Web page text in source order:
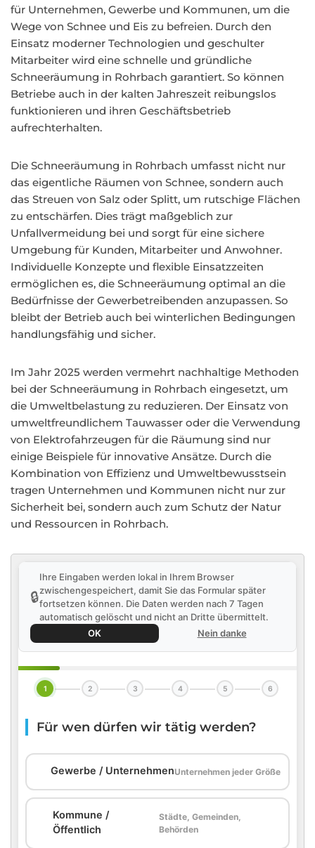
für Unternehmen, Gewerbe und Kommunen, um die
Wege von Schnee und Eis zu befreien. Durch den
Einsatz moderner Technologien und geschulter
Mitarbeiter wird eine schnelle und gründliche
Schneeräumung in Rohrbach garantiert. So können
Betriebe auch in der kalten Jahreszeit reibungslos
funktionieren und ihren Geschäftsbetrieb
aufrechterhalten.
Die Schneeräumung in Rohrbach umfasst nicht nur
das eigentliche Räumen von Schnee, sondern auch
das Streuen von Salz oder Splitt, um rutschige Flächen
zu entschärfen. Dies trägt maßgeblich zur
Unfallvermeidung bei und sorgt für eine sichere
Umgebung für Kunden, Mitarbeiter und Anwohner.
Individuelle Konzepte und flexible Einsatzzeiten
ermöglichen es, die Schneeräumung optimal an die
Bedürfnisse der Gewerbetreibenden anzupassen. So
bleibt der Betrieb auch bei winterlichen Bedingungen
handlungsfähig und sicher.
Im Jahr 2025 werden vermehrt nachhaltige Methoden
bei der Schneeräumung in Rohrbach eingesetzt, um
die Umweltbelastung zu reduzieren. Der Einsatz von
umweltfreundlichem Tauwasser oder die Verwendung
von Elektrofahrzeugen für die Räumung sind nur
einige Beispiele für innovative Ansätze. Durch die
Kombination von Effizienz und Umweltbewusstsein
tragen Unternehmen und Kommunen nicht nur zur
Sicherheit bei, sondern auch zum Schutz der Natur
und Ressourcen in Rohrbach.
🔒
Ihre Eingaben werden lokal in Ihrem Browser
zwischengespeichert, damit Sie das Formular später
fortsetzen können. Die Daten werden nach 7 Tagen
automatisch gelöscht und nicht an Dritte übermittelt.
OK
Nein danke
1 2 3 4 5 6
Für wen dürfen wir tätig werden?
Gewerbe / UnternehmenUnternehmen jeder Größe
Kommune /
Öffentlich
Städte, Gemeinden,
Behörden